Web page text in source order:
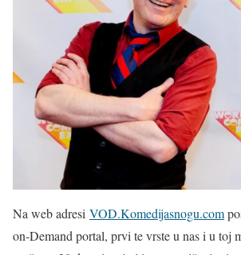
Na web adresi VOD.Komedijasnogu.com
on-Demand portal, prvi te vrste u nas i u toj